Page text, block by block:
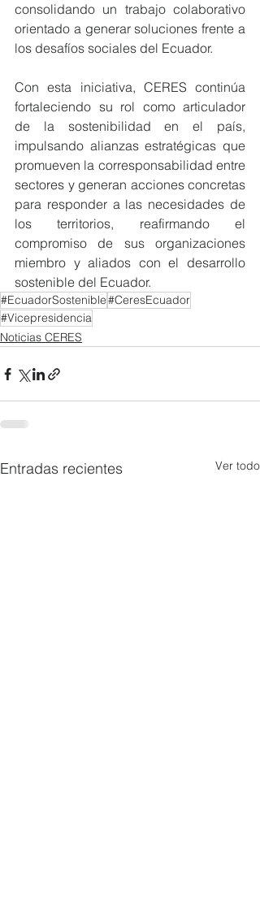
consolidando un trabajo colaborativo
orientado a generar soluciones frente a
los desafíos sociales del Ecuador.
Con esta iniciativa, CERES continúa
fortaleciendo su rol como articulador
de la sostenibilidad en el país,
impulsando alianzas estratégicas que
promueven la corresponsabilidad entre
sectores y generan acciones concretas
para responder a las necesidades de
los territorios, reafirmando el
compromiso de sus organizaciones
miembro y aliados con el desarrollo
sostenible del Ecuador.
#EcuadorSostenible#CeresEcuador
#Vicepresidencia
Noticias CERES
Entradas recientes Ver todo